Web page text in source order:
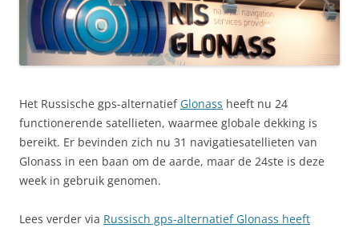
Het Russische gps-alternatief Glonass heeft nu 24
functionerende satellieten, waarmee globale dekking is
bereikt. Er bevinden zich nu 31 navigatiesatellieten van
Glonass in een baan om de aarde, maar de 24ste is deze
week in gebruik genomen.
Lees verder via Russisch gps-alternatief Glonass heeft